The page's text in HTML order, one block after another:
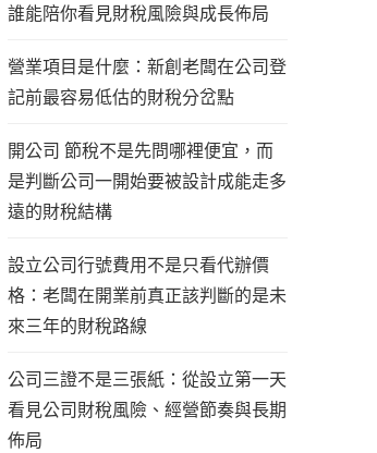
誰能陪你看見財稅風險與成長佈局
營業項目是什麼：新創老闆在公司登
記前最容易低估的財稅分岔點
開公司 節稅不是先問哪裡便宜，而
是判斷公司一開始要被設計成能走多
遠的財稅結構
設立公司行號費用不是只看代辦價
格：老闆在開業前真正該判斷的是未
來三年的財稅路線
公司三證不是三張紙：從設立第一天
看見公司財稅風險、經營節奏與長期
佈局